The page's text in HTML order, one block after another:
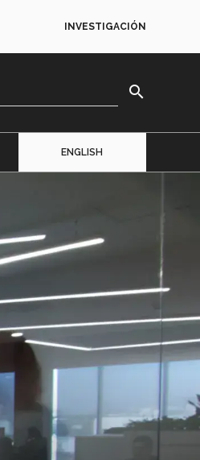
INVESTIGACIÓN
search
ENGLISH